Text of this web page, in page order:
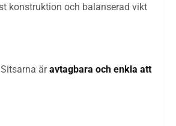
konstruktion och balanserad vikt
äravtagbara och enkla att